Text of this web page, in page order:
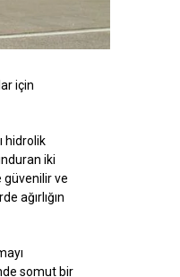
için
hidrolik
iki
güvenilir ve
ağırlığın
somut bir